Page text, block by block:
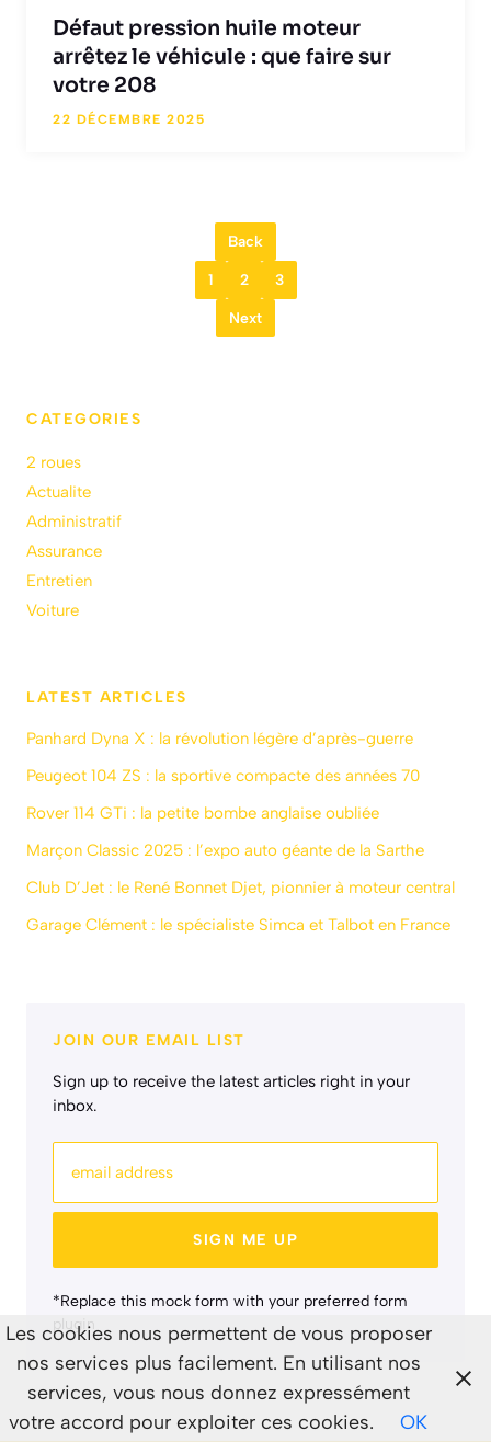
Défaut pression huile moteur
arrêtez le véhicule : que faire sur
votre 208
22 DÉCEMBRE 2025
Back
1 2 3
Next
CATEGORIES
2 roues
Actualite
Administratif
Assurance
Entretien
Voiture
LATEST ARTICLES
Panhard Dyna X : la révolution légère d’après-guerre
Peugeot 104 ZS : la sportive compacte des années 70
Rover 114 GTi : la petite bombe anglaise oubliée
Marçon Classic 2025 : l’expo auto géante de la Sarthe
Club D’Jet : le René Bonnet Djet, pionnier à moteur central
Garage Clément : le spécialiste Simca et Talbot en France
JOIN OUR EMAIL LIST
Sign up to receive the latest articles right in your
inbox.
email address
SIGN ME UP
*Replace this mock form with your preferred form
plugin
Les cookies nous permettent de vous proposer
nos services plus facilement. En utilisant nos
services, vous nous donnez expressément
votre accord pour exploiter ces cookies.
OK